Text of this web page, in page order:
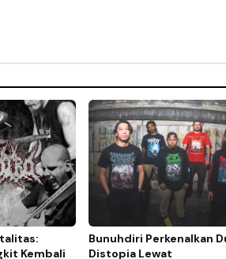
Kembali
Bunuhdiri Perkenalkan
Distopia Lewat